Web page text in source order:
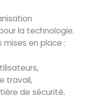
la technologie.
mises en place :
travail,
de sécurité,